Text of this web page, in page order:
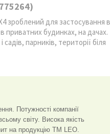
зроблений для застосування в
приватних будинках, на дачах.
парників, території біля
Потужності компанії
світу. Висока якість
на продукцію ТМ LEO.